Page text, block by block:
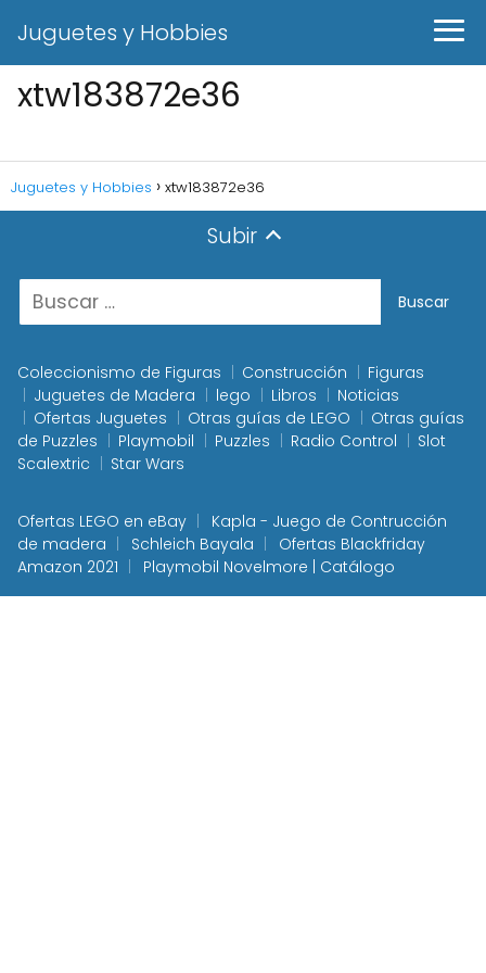
Juguetes y Hobbies
xtw183872e36
Juguetes y Hobbies xtw183872e36
Subir
Coleccionismo de Figuras Construcción
Figuras
Juguetes de Madera
lego Libros
Noticias
Ofertas Juguetes
Otras guías de LEGO
Otras guías
de Puzzles
Playmobil Puzzles Radio Control
Slot
Scalextric
Star Wars
Ofertas LEGO en eBay
Kapla - Juego de Contrucción
de madera
Schleich Bayala
Ofertas Blackfriday
Amazon 2021
Playmobil Novelmore | Catálogo